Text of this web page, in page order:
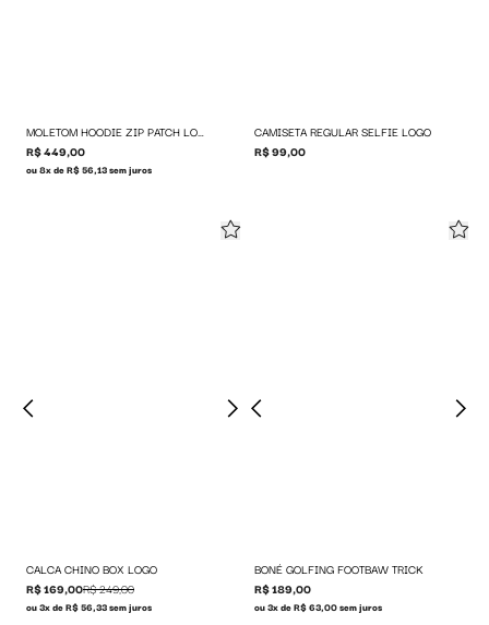
MOLETOM HOODIE ZIP PATCH LOGO
R$ 449,00
ou 8x de R$ 56,13 sem juros
CAMISETA REGULAR SELFIE LOGO
R$ 99,00
CALCA CHINO BOX LOGO
R$ 169,00R$ 249,00
ou 3x de R$ 56,33 sem juros
BONÉ GOLFING FOOTBAW TRICK
R$ 189,00
ou 3x de R$ 63,00 sem juros